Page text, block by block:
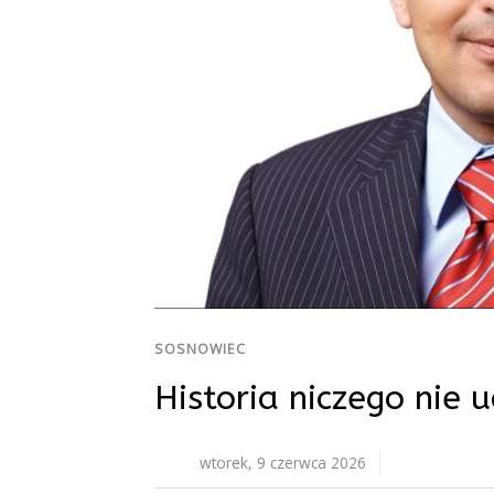
SOSNOWIEC
Historia niczego nie
wtorek, 9 czerwca 2026